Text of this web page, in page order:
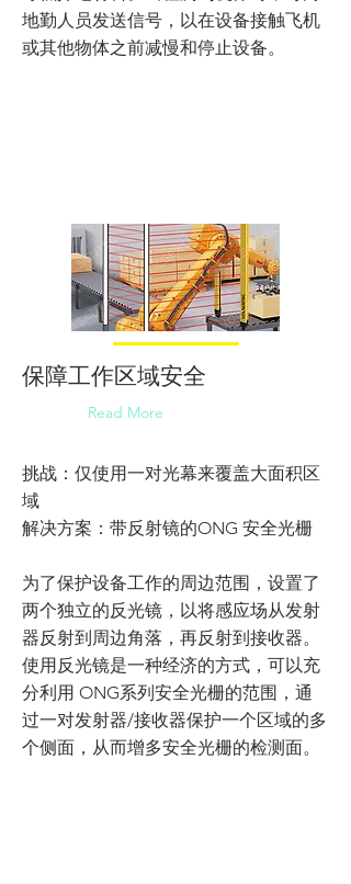
地勤人员发送信号，以在设备接触飞机
或其他物体之前减慢和停止设备。
保障工作区域安全
Read More
挑战：仅使用一对光幕来覆盖大面积区
域
解决方案：带反射镜的ONG 安全光栅
为了保护设备工作的周边范围，设置了
两个独立的反光镜，以将感应场从发射
器反射到周边角落，再反射到接收器。
使用反光镜是一种经济的方式，可以充
分利用 ONG系列安全光栅的范围，通
过一对发射器/接收器保护一个区域的多
个侧面，从而增多安全光栅的检测面。